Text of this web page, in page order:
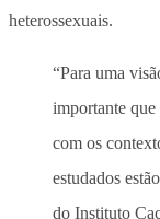
heterossexuais.
“Para uma
importante
com os
estudados
do Instituto